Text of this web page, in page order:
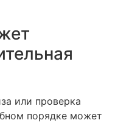
или проверка
порядке может